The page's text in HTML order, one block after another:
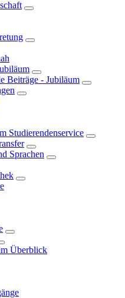
Beiträge - Jubiläum
Studierendenservice
Sprachen
Überblick